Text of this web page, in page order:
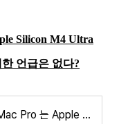
Silicon M4 Ultra
언급은 없다?
새로운 Mac Studio, Mac Pro 는 Apple Silicon M4 Ultra 를 탑재 출시 중? 그러나 M3 Ultra 모델에 대한 언급은